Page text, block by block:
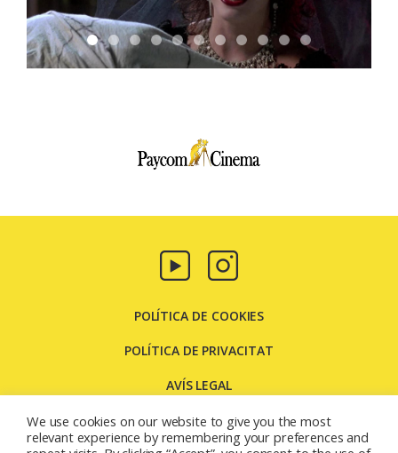
POLÍTICA DE COOKIES
POLÍTICA DE PRIVACITAT
AVÍS LEGAL
CONTACTE
We use cookies on our website to give you the most
relevant experience by remembering your preferences and